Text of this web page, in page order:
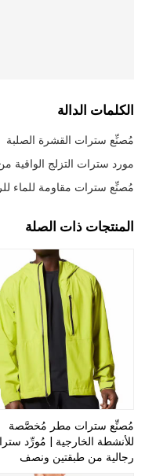
الكلمات الدالة
مُصنِّع سترات القشرة الصلبة
مورد سترات التزلج الواقية
مُصنِّع سترات مقاومة للماء
المنتجات ذات الصلة
مُصنِّع سترات مطر مُخصَّصة
للأنشطة الخارجية | مُورِّد
رجالية من طبقتين ونصف